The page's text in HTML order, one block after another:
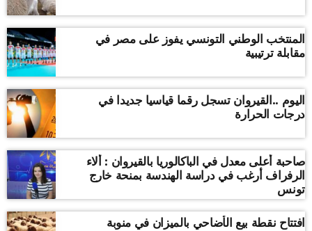
المنتخب الوطني التونسي يفوز على مصر في
مقابلة ترتيبية
اليوم ..القيروان تسجل رقما قياسيا جديدا في
درجات الحرارة
صاحبة أعلى معدل في الباكالوريا بالقيروان : ألاء
الرفراف أرغب في دراسة الهندسة بمنحة خارج
تونس
افتتاح نقطة بيع الأضاحي بالميزان في منوبة